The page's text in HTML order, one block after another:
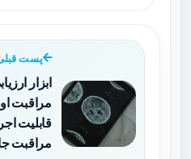
پست
مراقبت‌
قابلیت
مراقبت